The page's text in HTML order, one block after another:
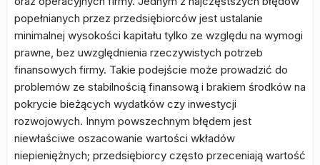
popełnianych przez przedsiębiorców jest ustalanie
minimalnej wysokości kapitału tylko ze względu na wymogi
prawne, bez uwzględnienia rzeczywistych potrzeb
finansowych firmy. Takie podejście może prowadzić do
problemów ze stabilnością finansową i brakiem środków na
pokrycie bieżących wydatków czy inwestycji
rozwojowych. Innym powszechnym błędem jest
niewłaściwe oszacowanie wartości wkładów
niepieniężnych; przedsiębiorcy często przeceniają wartość